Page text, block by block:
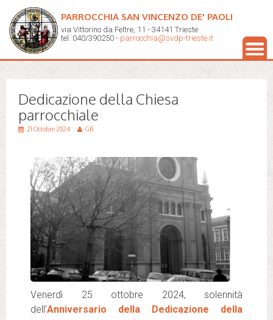
PARROCCHIA SAN VINCENZO DE' PAOLI
via Vittorino da Feltre, 11 - 34141 Trieste
tel. 040/390250 - parrocchia@svdp-trieste.it
Dedicazione della Chiesa
parrocchiale
21 Ottobre 2024 GB
Venerdì 25 ottobre 2024, solennità
dell’Anniversario della Dedicazione della